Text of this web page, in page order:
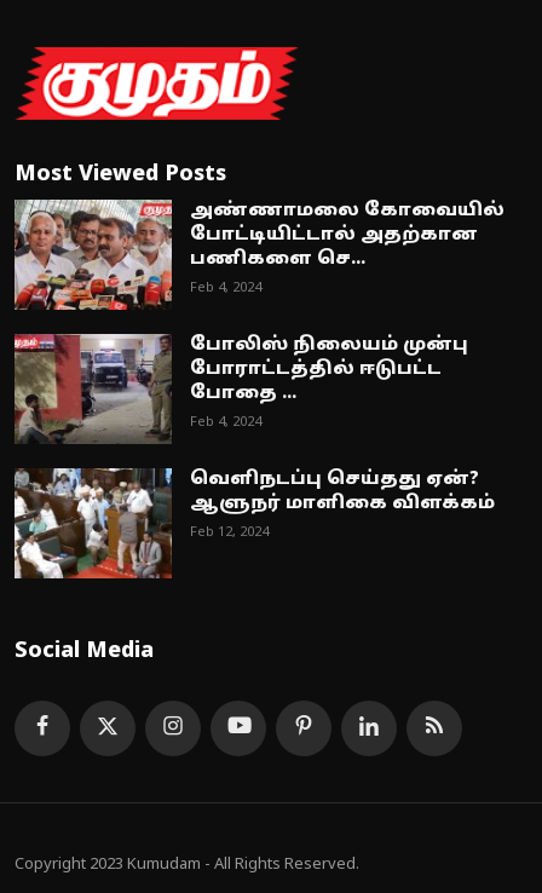
Most Viewed Posts
அண்ணாமலை கோவையில்
போட்டியிட்டால் அதற்கான
பணிகளை செ...
Feb 4, 2024
போலிஸ் நிலையம் முன்பு
போராட்டத்தில் ஈடுபட்ட
போதை ...
Feb 4, 2024
வெளிநடப்பு செய்தது ஏன்?
ஆளுநர் மாளிகை விளக்கம்
Feb 12, 2024
Social Media
Copyright 2023 Kumudam - All Rights Reserved.